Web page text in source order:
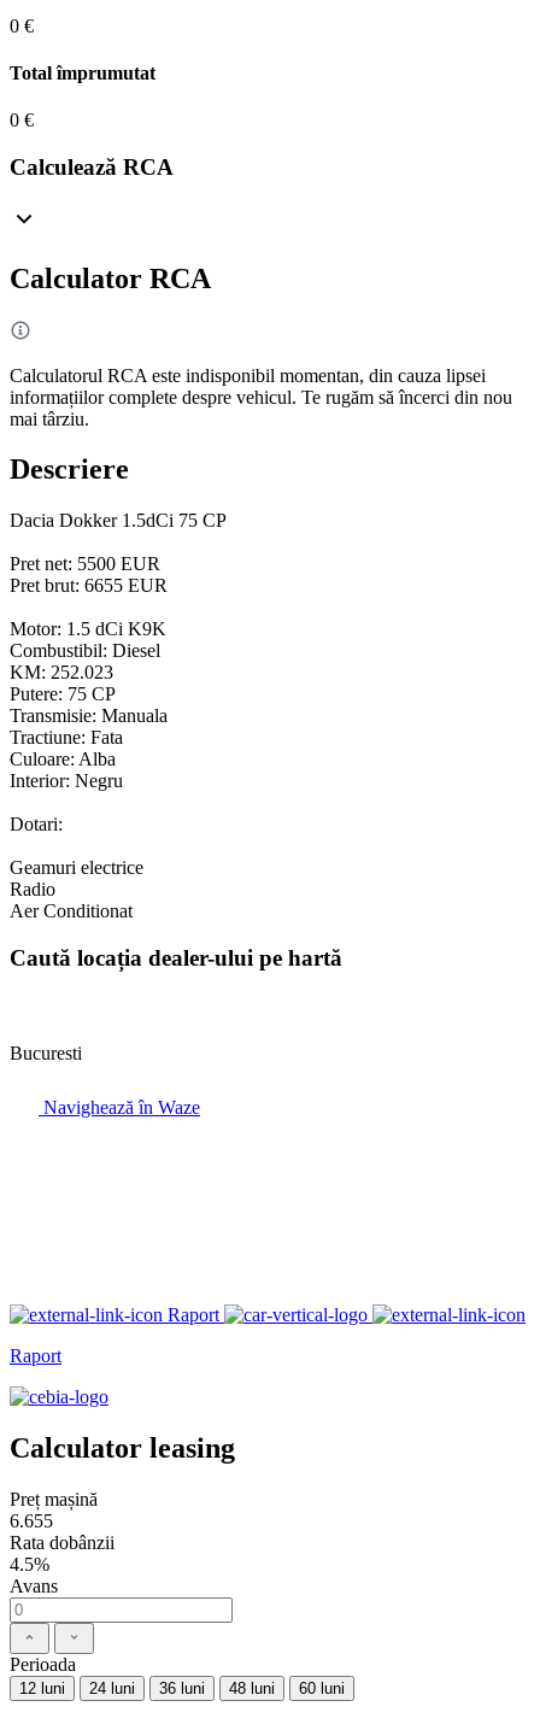
0 €
Total împrumutat
0 €
Calculează RCA
Calculator RCA
Calculatorul RCA este indisponibil momentan, din cauza lipsei
informațiilor complete despre vehicul. Te rugăm să încerci din nou
mai târziu.
Descriere
Dacia Dokker 1.5dCi 75 CP
Pret net: 5500 EUR
Pret brut: 6655 EUR
Motor: 1.5 dCi K9K
Combustibil: Diesel
KM: 252.023
Putere: 75 CP
Transmisie: Manuala
Tractiune: Fata
Culoare: Alba
Interior: Negru
Dotari:
Geamuri electrice
Radio
Aer Conditionat
Caută locația dealer-ului pe hartă
Bucuresti
Navighează în Waze
Raport
Raport
Calculator leasing
Preț mașină
6.655
Rata dobânzii
4.5%
Avans
Perioada
12 luni 24 luni 36 luni 48 luni 60 luni